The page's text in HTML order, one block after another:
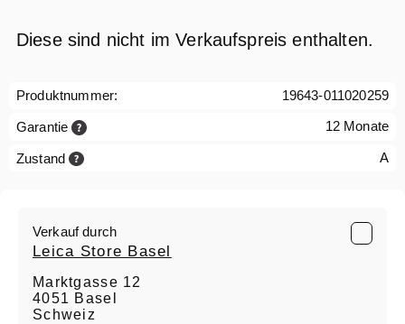
Diese sind nicht im Verkaufspreis enthalten.
Produktnummer: 19643-011020259
Garantie 12 Monate
Zustand A
Verkauf durch
Leica Store Basel
Marktgasse 12
4051 Basel
Schweiz